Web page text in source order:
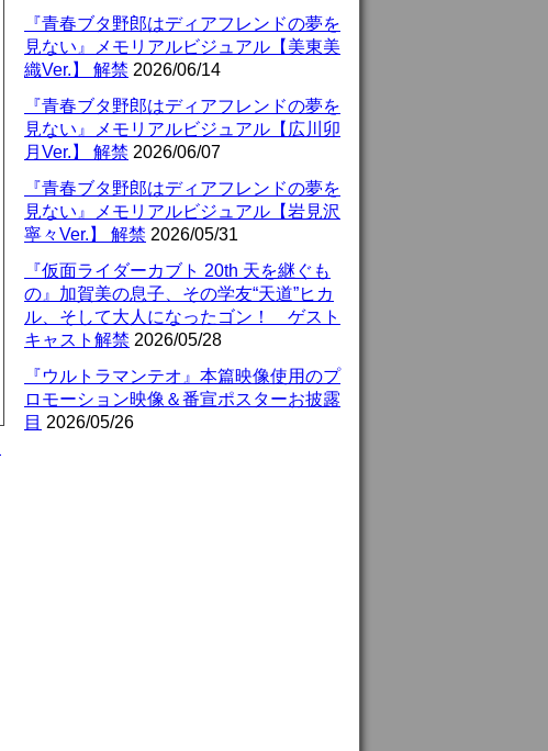
『青春ブタ野郎はディアフレンドの夢を
見ない』メモリアルビジュアル【美東美
織Ver.】 解禁 2026/06/14
『青春ブタ野郎はディアフレンドの夢を
見ない』メモリアルビジュアル【広川卯
月Ver.】 解禁 2026/06/07
『青春ブタ野郎はディアフレンドの夢を
見ない』メモリアルビジュアル【岩見沢
寧々Ver.】 解禁 2026/05/31
『仮面ライダーカブト 20th 天を継ぐも
の』加賀美の息子、その学友“天道”ヒカ
ル、そして大人になったゴン！ ゲスト
キャスト解禁 2026/05/28
『ウルトラマンテオ』本篇映像使用のプ
ロモーション映像＆番宣ポスターお披露
目 2026/05/26